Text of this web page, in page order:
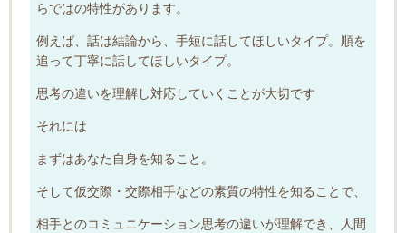
らではの特性があります。
例えば、話は結論から、手短に話してほしいタイプ。順を
追って丁寧に話してほしいタイプ。
思考の違いを理解し対応していくことが大切です
それには
まずはあなた自身を知ること 。
そして仮交際・交際相手などの素質の特性を知ることで、
相手とのコミュニケーション思考の違いが理解でき、人間